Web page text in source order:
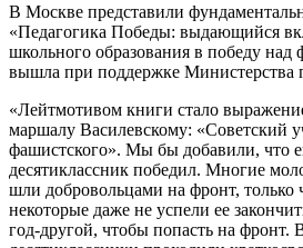
В Москве представили
«Педагогика Победы: выдающийся
школьного образования в победу
вышла при поддержке Министерства
«Лейтмотивом книги стало
маршалу Василевскому: «Советский
фашистского». Мы бы добавили, что
десятиклассник победил. Многие
шли добровольцами на фронт, только
некоторые даже не успели ее
год-другой, чтобы попасть на фронт.